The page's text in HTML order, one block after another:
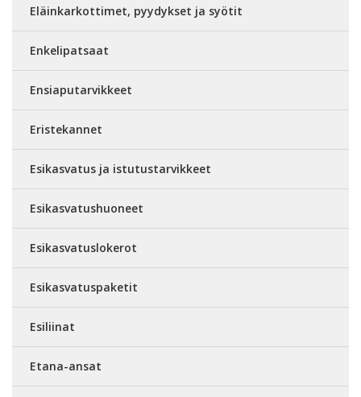
Eläinkarkottimet, pyydykset ja syötit
Enkelipatsaat
Ensiaputarvikkeet
Eristekannet
Esikasvatus ja istutustarvikkeet
Esikasvatushuoneet
Esikasvatuslokerot
Esikasvatuspaketit
Esiliinat
Etana-ansat